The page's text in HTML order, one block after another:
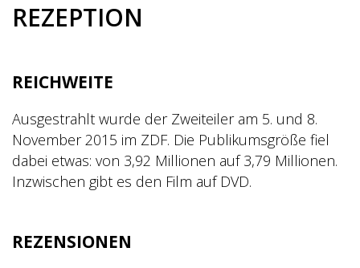
REZEPTION
REICHWEITE
Ausgestrahlt wurde der Zweiteiler am 5. und 8.
November 2015 im ZDF. Die Publikumsgröße fiel
dabei etwas: von 3,92 Millionen auf 3,79 Millionen.
Inzwischen gibt es den Film auf DVD.
REZENSIONEN